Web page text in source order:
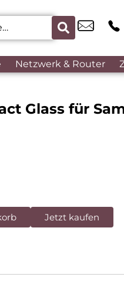
Netzwerk & Router
Glass für
Jetzt kaufen